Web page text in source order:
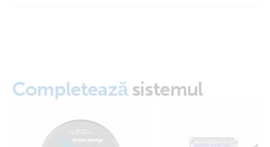
Completeazăsistemul